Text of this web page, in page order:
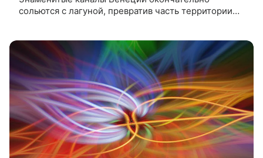
сольются с лагуной, превратив часть территории